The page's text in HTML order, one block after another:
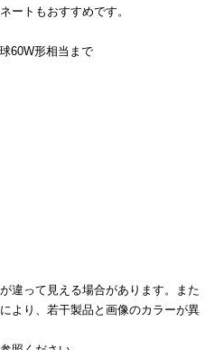
ートもおすすめです。
60W形相当まで
違って見える場合があります。また
より、若干製品と画像のカラーが異